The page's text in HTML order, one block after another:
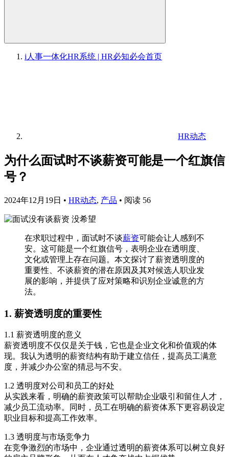
i人事一体化HR系统 | HR必知必会首页
HR动态
为什么面试时不谈薪资可能是一个红旗信
号？
2024年12月19日 • HR动态, 产品 • 阅读 56
在求职过程中，面试时不谈薪资可能会让人感到不
安。这可能是一个红旗信号，表明企业在透明度、
文化或管理上存在问题。本文探讨了薪资透明度的
重要性、不谈薪资的潜在原因及其对候选人职业发
展的影响，并提供了应对策略和识别企业诚意的方
法。
1. 薪资透明度的重要性
1.1 薪资透明度的意义
薪资透明度不仅仅是关于钱，它也是企业文化和价值观的体
现。我认为透明的薪资结构有助于建立信任，提高员工满意
度，并减少办公室的猜忌与不安。
1.2 透明度对公司和员工的好处
从实践来看，明确的薪资政策可以帮助企业吸引和留住人才，
减少员工流动率。同时，员工在明确的薪资体系下更容易设定
职业目标和提高工作效率。
1.3 透明度与市场竞争力
在竞争激烈的市场中，企业通过透明的薪资体系可以树立良好